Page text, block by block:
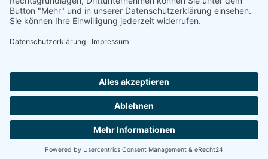
Informationen für Anbieter Nutzungsbedingungen
Datenschutz